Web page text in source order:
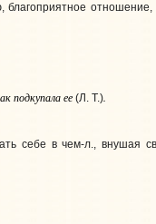
подкупала ее (Л. Т.).
себе в чем‑л., внушая